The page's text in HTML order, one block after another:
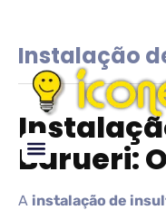
Instalação
Barueri:
A instalação de